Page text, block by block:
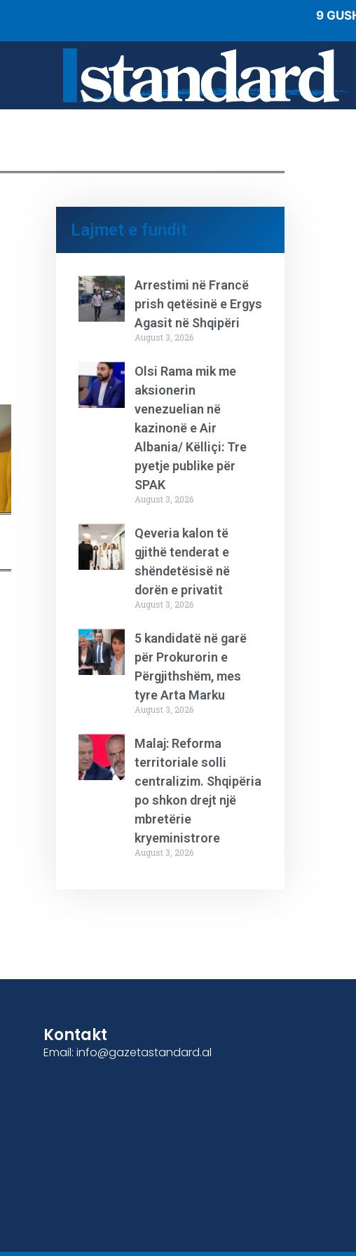
9
Lajmet e fundit
Arrestimi në Francë
prish qetësinë e Ergys
Agasit në Shqipëri
August 3, 2026
Olsi Rama mik me
aksionerin
venezuelian në
kazinonë e Air
Albania/ Këlliçi: Tre
pyetje publike për
SPAK
August 3, 2026
Qeveria kalon të
gjithë tenderat e
shëndetësisë në
dorën e privatit
August 3, 2026
5 kandidatë në garë
për Prokurorin e
Përgjithshëm, mes
tyre Arta Marku
August 3, 2026
Malaj: Reforma
territoriale solli
centralizim. Shqipëria
po shkon drejt një
mbretërie
kryeministrore
August 3, 2026
Kontakt
Email: info@gazetastandard.al